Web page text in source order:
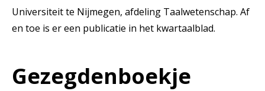
Universiteit te Nijmegen, afdeling Taalwetenschap. Af
en toe is er een publicatie in het kwartaalblad.
Gezegdenboekje